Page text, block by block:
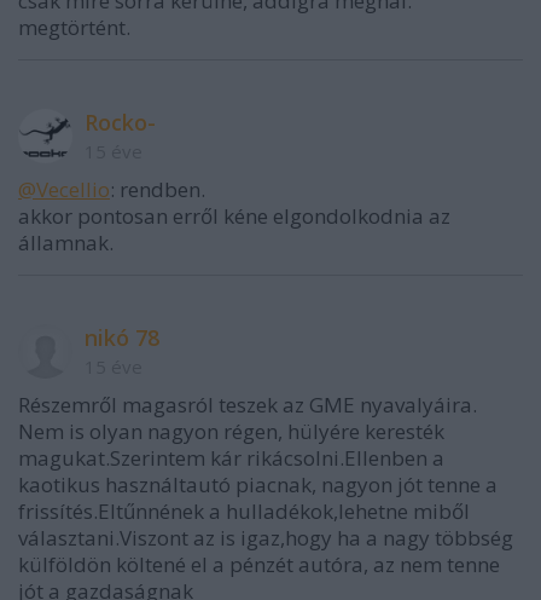
megtörtént.
Rocko-
@Vecellio: rendben.
akkor pontosan erről kéne elgondolkodnia az
államnak.
nikó 78
Részemről magasról teszek az GME nyavalyáira.
Nem is olyan nagyon régen, hülyére keresték
magukat.Szerintem kár rikácsolni.Ellenben a
kaotikus használtautó piacnak, nagyon jót tenne a
frissítés.Eltűnnének a hulladékok,lehetne miből
választani.Viszont az is igaz,hogy ha a nagy többség
külföldön költené el a pénzét autóra, az nem tenne
jót a gazdaságnak